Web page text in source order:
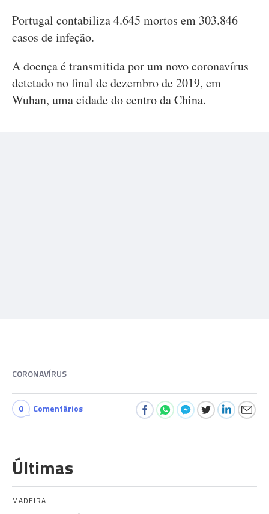
Portugal contabiliza 4.645 mortos em 303.846
casos de infeção.
A doença é transmitida por um novo coronavírus
detetado no final de dezembro de 2019, em
Wuhan, uma cidade do centro da China.
CORONAVÍRUS
0 Comentários
Últimas
MADEIRA